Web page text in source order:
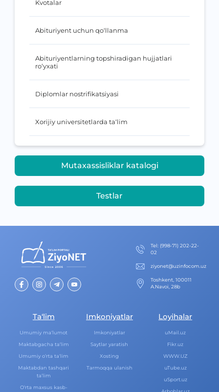
Kvotalar
Abituriyent uchun qo‘llanma
Abituriyentlarning topshiradigan hujjatlari
ro‘yxati
Diplomlar nostrifikatsiyasi
Xorijiy universitetlarda ta‘lim
Mutaxassisliklar katalogi
Testlar
Теl: (998-71) 202-22-
02
ziyonet@uzinfocom.uz
Toshkent, 100011
A.Navoi, 28b
Ta‘lim
Umumiy ma‘lumot
Maktabgacha ta‘lim
Umumiy o‘rta ta‘lim
Maktabdan tashqari
ta‘lim
O‘rta maxsus kasb-
Imkoniyatlar
Imkoniyatlar
Saytlar yaratish
Xosting
Tarmoqqa ulanish
Loyihalar
uMail.uz
Fikr.uz
WWW.UZ
uTube.uz
uSport.uz